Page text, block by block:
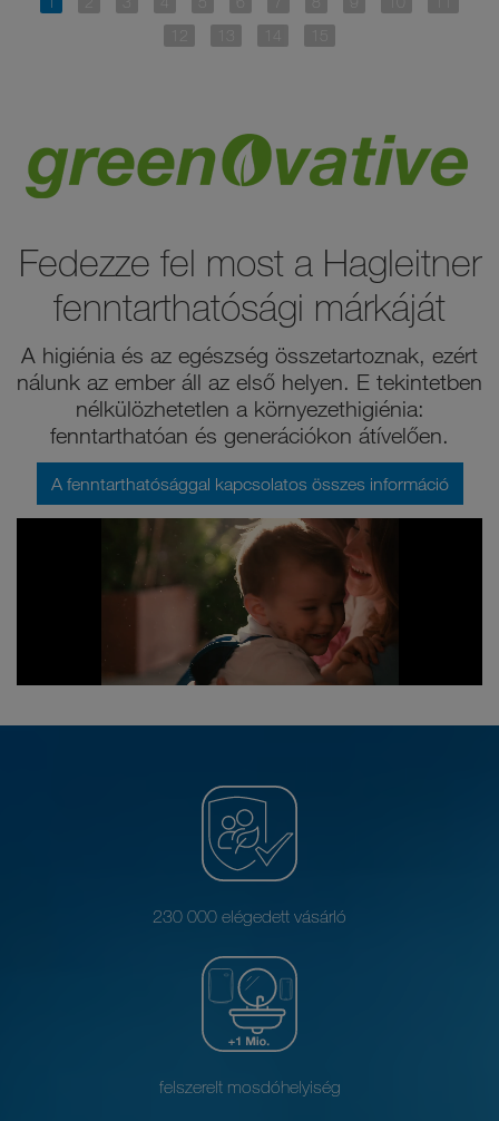
Fedezze fel most a Hagleitner
fenntarthatósági márkáját
A higiénia és az egészség összetartoznak, ezért
nálunk az ember áll az első helyen. E tekintetben
nélkülözhetetlen a környezethigiénia:
fenntarthatóan és generációkon átívelően.
A fenntarthatósággal kapcsolatos összes információ
230 000 elégedett vásárló
felszerelt mosdóhelyiség